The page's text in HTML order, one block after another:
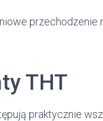
przechodzenie
THT
praktycznie